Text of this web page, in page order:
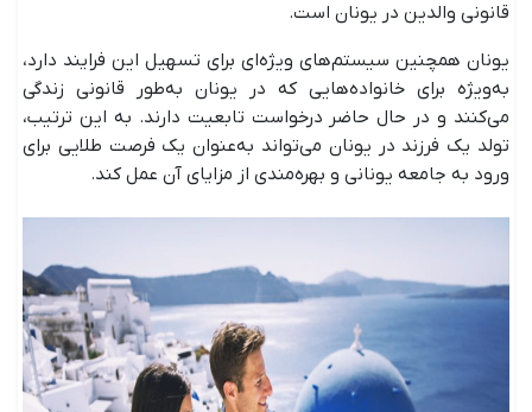
قانونی والدین در یونان است.
یونان همچنین سیستم‌های ویژه‌ای برای تسهیل این فرایند دارد،
به‌ویژه برای خانواده‌هایی که در یونان به‌طور قانونی زندگی
می‌کنند و در حال حاضر درخواست تابعیت دارند. به این ترتیب،
تولد یک فرزند در یونان می‌تواند به‌عنوان یک فرصت طلایی برای
ورود به جامعه یونانی و بهره‌مندی از مزایای آن عمل کند.